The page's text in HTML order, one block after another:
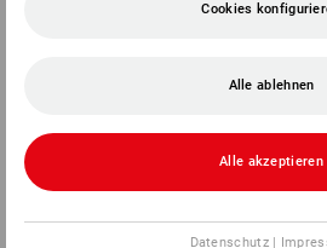
Cookies
Alle ablehnen
Alle akzeptieren
Datenschutz|